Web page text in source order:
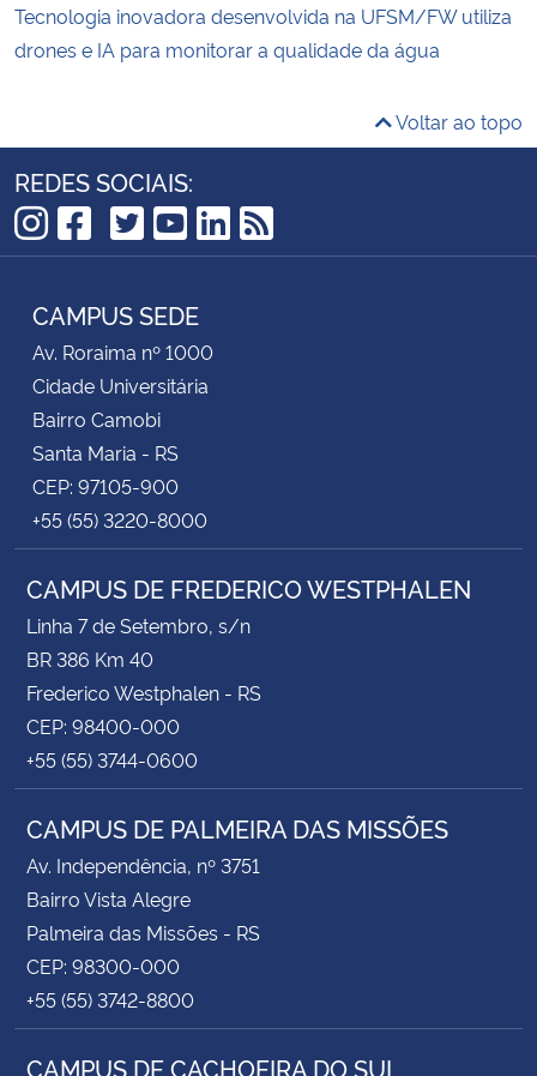
Tecnologia inovadora desenvolvida na UFSM/FW utiliza
drones e IA para monitorar a qualidade da água
Voltar ao topo
REDES SOCIAIS:
Instagram
Facebook
TikTok
Twitter
YouTube
LinkedIn
RSS
CAMPUS SEDE
Av. Roraima nº 1000
Cidade Universitária
Bairro Camobi
Santa Maria - RS
CEP: 97105-900
+55 (55) 3220-8000
CAMPUS DE FREDERICO WESTPHALEN
Linha 7 de Setembro, s/n
BR 386 Km 40
Frederico Westphalen - RS
CEP: 98400-000
+55 (55) 3744-0600
CAMPUS DE PALMEIRA DAS MISSÕES
Av. Independência, nº 3751
Bairro Vista Alegre
Palmeira das Missões - RS
CEP: 98300-000
+55 (55) 3742-8800
CAMPUS DE CACHOEIRA DO SUL